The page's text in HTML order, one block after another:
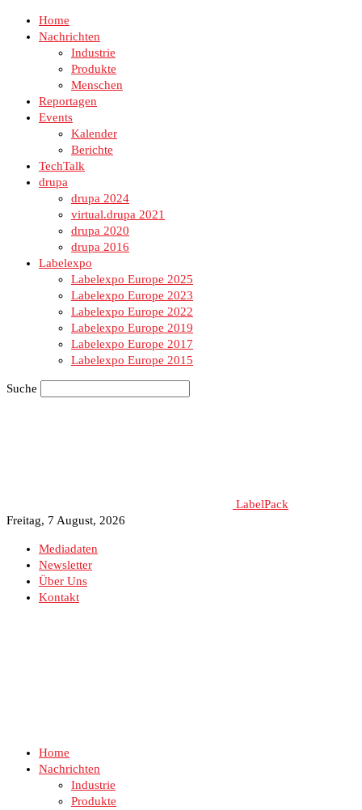
Home
Nachrichten
Industrie
Produkte
Menschen
Reportagen
Events
Kalender
Berichte
TechTalk
drupa
drupa 2024
virtual.drupa 2021
drupa 2020
drupa 2016
Labelexpo
Labelexpo Europe 2025
Labelexpo Europe 2023
Labelexpo Europe 2022
Labelexpo Europe 2019
Labelexpo Europe 2017
Labelexpo Europe 2015
Suche
LabelPack
Freitag, 7 August, 2026
Mediadaten
Newsletter
Über Uns
Kontakt
Home
Nachrichten
Industrie
Produkte